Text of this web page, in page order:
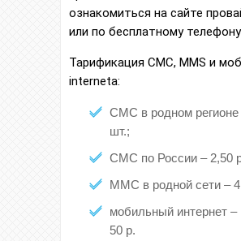
ознакомиться на сайте
или по бесплатному телефону
Тарификация СМС, MMS и
interneta:
СМС в родном регионе
шт.;
СМС по России – 2,50
ММС в родной сети – 4
мобильный интернет
50 р.